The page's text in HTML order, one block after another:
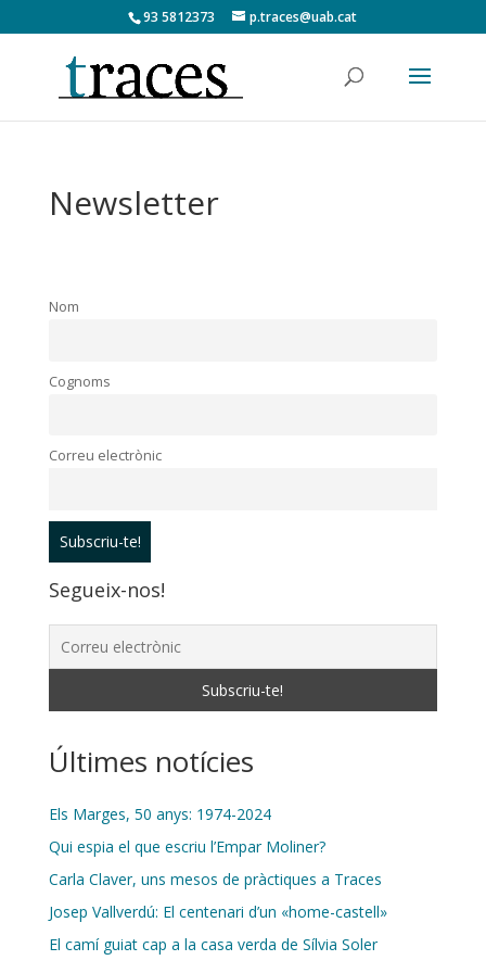
93 5812373 p.traces@uab.cat
Newsletter
Nom
Cognoms
Correu electrònic
Segueix-nos!
Últimes notícies
Els Marges, 50 anys: 1974-2024
Qui espia el que escriu l’Empar Moliner?
Carla Claver, uns mesos de pràctiques a Traces
Josep Vallverdú: El centenari d’un «home-castell»
El camí guiat cap a la casa verda de Sílvia Soler